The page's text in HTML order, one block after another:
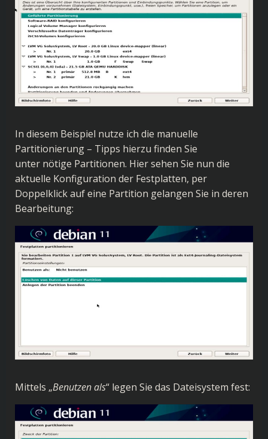
In diesem Beispiel nutze ich die manuelle
Partitionierung – Tipps hierzu finden Sie
unter nötige Partitionen. Hier sehen Sie nun die
aktuelle Konfiguration der Festplatten, per
Doppelklick auf eine Partition gelangen Sie in deren
Bearbeitung:
Mittels „Benutzen als“ legen Sie das Dateisystem fest: